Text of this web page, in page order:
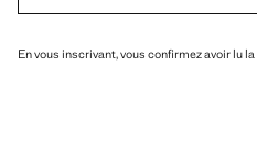
En vous inscrivant, vous confirmez avoir lu la